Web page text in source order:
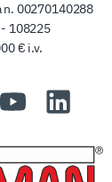
n. 00270140288
- 108225
€ i.v.
YouTubeLinkedIn